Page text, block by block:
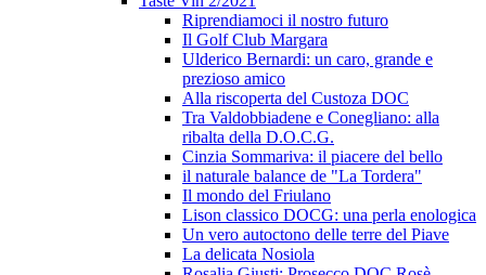
Riprendiamoci il nostro futuro
Il Golf Club Margara
Ulderico Bernardi: un caro, grande e
prezioso amico
Alla riscoperta del Custoza DOC
Tra Valdobbiadene e Conegliano: alla
ribalta della D.O.C.G.
Cinzia Sommariva: il piacere del bello
il naturale balance de "La Tordera"
Il mondo del Friulano
Lison classico DOCG: una perla enologica
Un vero autoctono delle terre del Piave
La delicata Nosiola